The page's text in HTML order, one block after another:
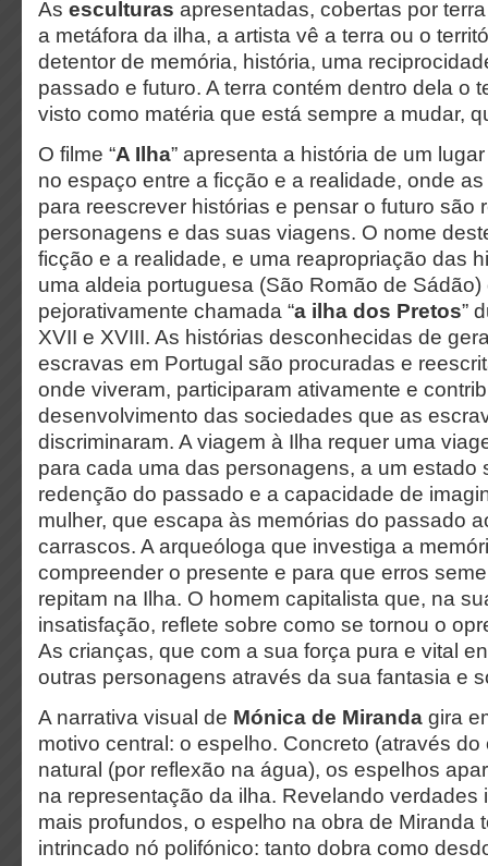
As esculturas apresentadas, cobertas por
a metáfora da ilha, a artista vê a terra ou o
detentor de memória, história, uma
passado e futuro. A terra contém dentro dela o
visto como matéria que está sempre a mudar,
O filme “A Ilha” apresenta a história de um
no espaço entre a ficção e a realidade, onde
para reescrever histórias e pensar o futuro são
personagens e das suas viagens. O nome
ficção e a realidade, e uma reapropriação das
uma aldeia portuguesa (São Romão de Sádão)
pejorativamente chamada “a ilha dos Pretos”
XVII e XVIII. As histórias desconhecidas de
escravas em Portugal são procuradas e
onde viveram, participaram ativamente e
desenvolvimento das sociedades que as
discriminaram. A viagem à Ilha requer uma
para cada uma das personagens, a um estado
redenção do passado e a capacidade de
mulher, que escapa às memórias do passado
carrascos. A arqueóloga que investiga a
compreender o presente e para que erros
repitam na Ilha. O homem capitalista que, na
insatisfação, reflete sobre como se tornou o
As crianças, que com a sua força pura e vital
outras personagens através da sua fantasia e
A narrativa visual de Mónica de Miranda gira
motivo central: o espelho. Concreto (através do
natural (por reflexão na água), os espelhos
na representação da ilha. Revelando verdades
mais profundos, o espelho na obra de Miranda
intrincado nó polifónico: tanto dobra como